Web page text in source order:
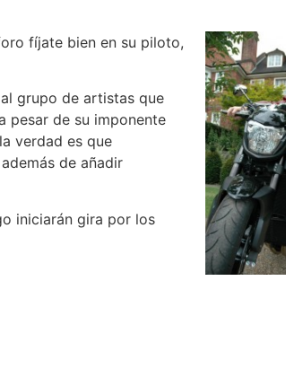
fíjate bien en su piloto,
grupo de artistas que
pesar de su imponente
verdad es que
de añadir
iniciarán gira por los